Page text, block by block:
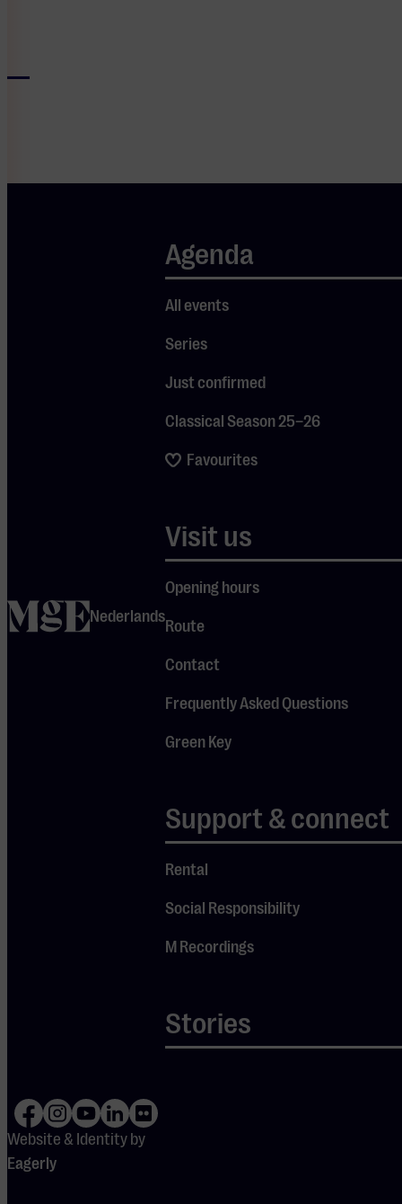
home
Nederlands
Agenda
All events
Series
Just confirmed
Classical Season 25–26
Favourites
Visit us
Opening hours
Route
Contact
Frequently Asked Questions
Green Key
Support & connect
Rental
Social Responsibility
M Recordings
Stories
Website & Identity by
Eagerly